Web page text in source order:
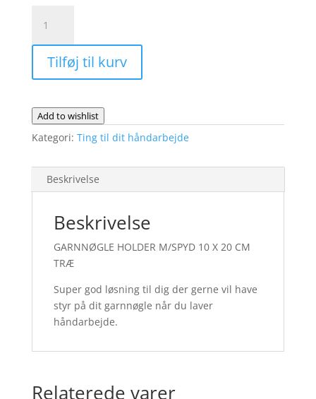
HOLDER
M/SPYD
X
CM
TRÆ
antal
Tilføj til kurv
Add to wishlist
Kategori: Ting til dit håndarbejde
Beskrivelse
Beskrivelse
GARNNØGLE HOLDER M/SPYD 10 X 20 CM
TRÆ
Super god løsning til dig der gerne vil have
styr på dit garnnøgle når du laver
håndarbejde.
Relaterede varer